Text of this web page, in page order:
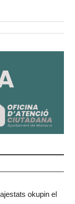
okupin el